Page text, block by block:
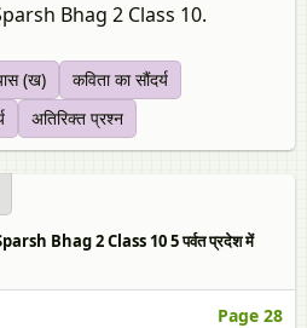
Bhag 2 Class 10.
(ख)
कविता का सौंदर्य
अतिरिक्त प्रश्न
Bhag 2 Class 10 5 पर्वत प्रदेश में
Page 28